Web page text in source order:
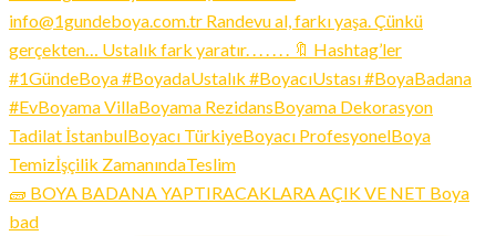
🧱 BOYA BADANA YAPTIRACAKLARA AÇIK VE NET Boya
bad